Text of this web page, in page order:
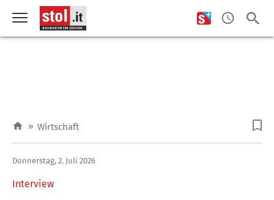
» Wirtschaft
Interview
Donnerstag, 2. Juli 2026